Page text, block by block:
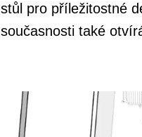
stůl pro příležitostné
současnosti také